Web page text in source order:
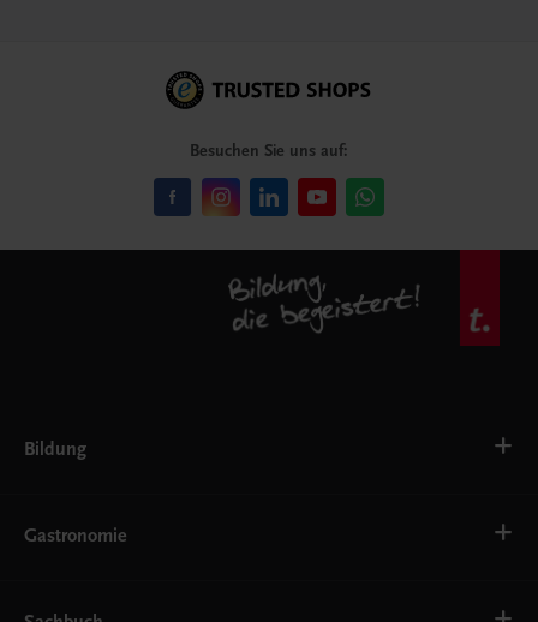
Besuchen Sie uns auf:
Bildung
AHS
EWF/ZWF
Gastronomie